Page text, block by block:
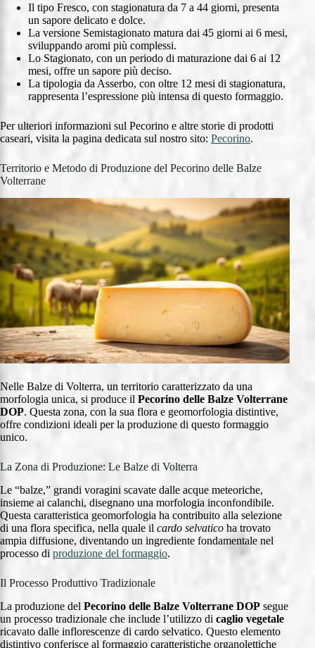
Il tipo Fresco, con stagionatura da 7 a 44 giorni, presenta
un sapore delicato e dolce.
La versione Semistagionato matura dai 45 giorni ai 6 mesi,
sviluppando aromi più complessi.
Lo Stagionato, con un periodo di maturazione dai 6 ai 12
mesi, offre un sapore più deciso.
La tipologia da Asserbo, con oltre 12 mesi di stagionatura,
rappresenta l’espressione più intensa di questo formaggio.
Per ulteriori informazioni sul Pecorino e altre storie di prodotti
caseari, visita la pagina dedicata sul nostro sito: Pecorino.
Territorio e Metodo di Produzione del Pecorino delle Balze
Volterrane
Nelle Balze di Volterra, un territorio caratterizzato da una
morfologia unica, si produce il Pecorino delle Balze Volterrane
DOP. Questa zona, con la sua flora e geomorfologia distintive,
offre condizioni ideali per la produzione di questo formaggio
unico.
La Zona di Produzione: Le Balze di Volterra
Le “balze,” grandi voragini scavate dalle acque meteoriche,
insieme ai calanchi, disegnano una morfologia inconfondibile.
Questa caratteristica geomorfologia ha contribuito alla selezione
di una flora specifica, nella quale il cardo selvatico ha trovato
ampia diffusione, diventando un ingrediente fondamentale nel
processo di produzione del formaggio.
Il Processo Produttivo Tradizionale
La produzione del Pecorino delle Balze Volterrane DOP segue
un processo tradizionale che include l’utilizzo di caglio vegetale
ricavato dalle inflorescenze di cardo selvatico. Questo elemento
distintivo conferisce al formaggio caratteristiche organolettiche